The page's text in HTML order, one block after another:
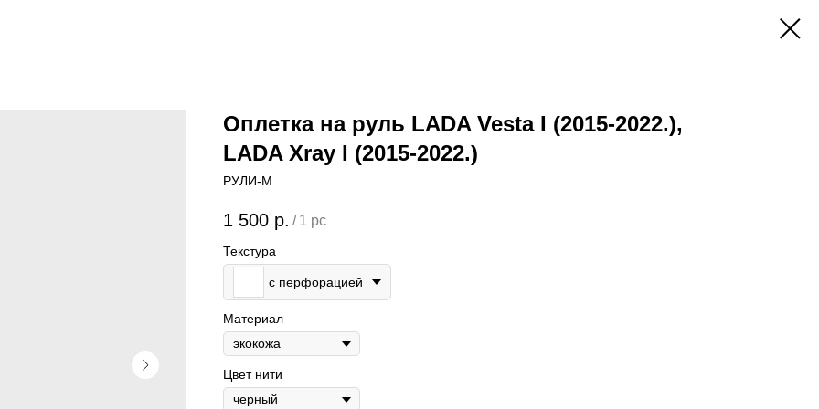
Оплетка на руль LADA Vesta I (2015-2022.),
LADA Xray I (2015-2022.)
РУЛИ-М
1 500 р. / 1 pc
Текстура
с перфорацией
Материал
Цвет нити